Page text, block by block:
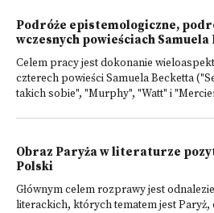
Podróże epistemologiczne,
wczesnych powieściach
Celem pracy jest dokonanie
czterech powieści Samuela Becketta
takich sobie", "Murphy", "Watt" i
Obraz Paryża w literaturze
Polski
Głównym celem rozprawy jest
literackich, których tematem jest Paryż,